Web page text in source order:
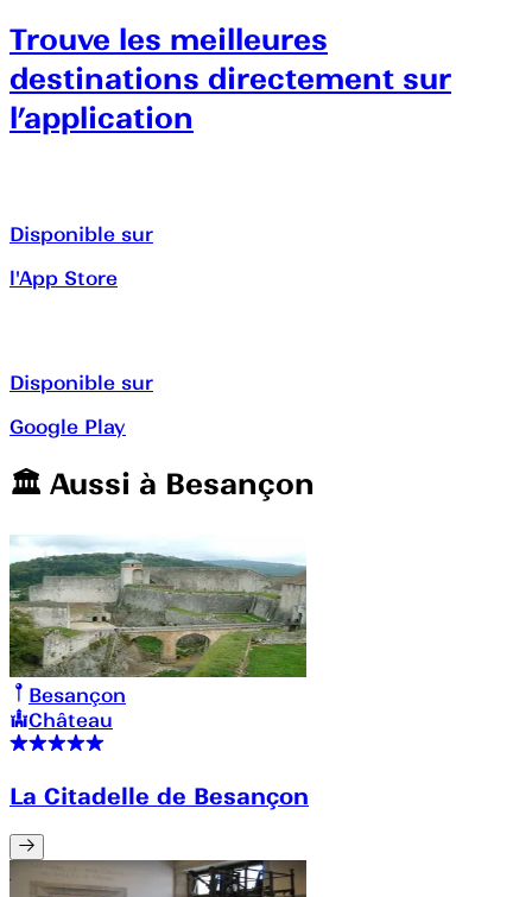
Trouve les meilleures
destinations directement sur
l’application
Disponible sur
l'App Store
Disponible sur
Google Play
🏛️️ Aussi à Besançon
Besançon
Château
La Citadelle de Besançon